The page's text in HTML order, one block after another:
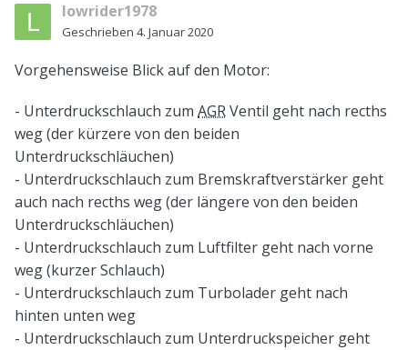
lowrider1978
Geschrieben 4. Januar 2020
Vorgehensweise Blick auf den Motor:
- Unterdruckschlauch zum AGRVentil geht nach recths
weg (der kürzere von den beiden
Unterdruckschläuchen)
- Unterdruckschlauch zum Bremskraftverstärker geht
auch nach recths weg (der längere von den beiden
Unterdruckschläuchen)
- Unterdruckschlauch zum Luftfilter geht nach vorne
weg (kurzer Schlauch)
- Unterdruckschlauch zum Turbolader geht nach
hinten unten weg
- Unterdruckschlauch zum Unterdruckspeicher geht